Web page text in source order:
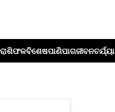
ରାଶିଫଳବିଶେଷପାଣିପାଗଜୀବନଚର୍ଯ୍ୟା